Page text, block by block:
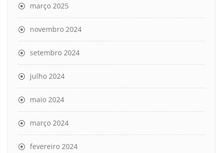
março 2025
novembro 2024
setembro 2024
julho 2024
maio 2024
março 2024
fevereiro 2024